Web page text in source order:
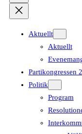
Aktuellt
Aktuellt
Partikongressen
Politik
Program